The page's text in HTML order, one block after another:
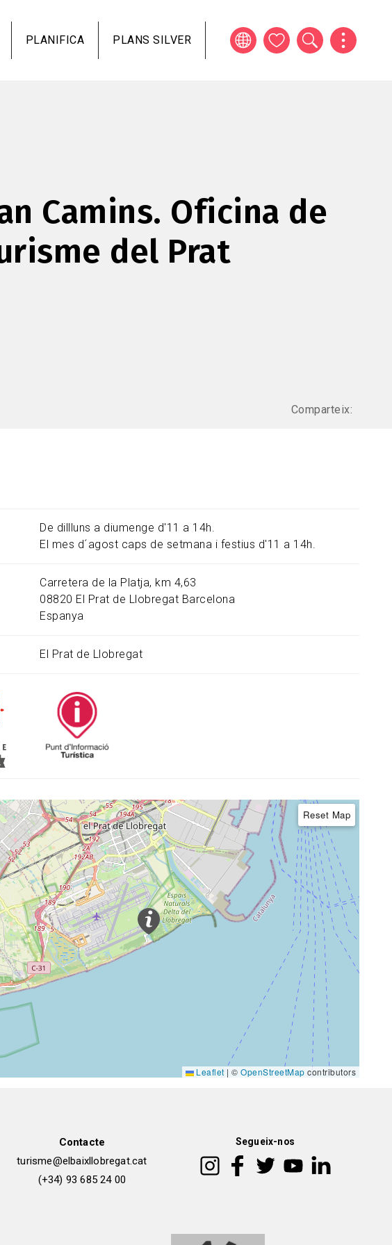
PLANIFICA PLANS SILVER
Camins. Oficina de
del Prat
Comparteix:
De dillluns a diumenge d'11 a 14h.
El mes d´agost caps de setmana i festius d'11 a 14h.
Carretera de la Platja, km 4,63
08820 El Prat de Llobregat Barcelona
Espanya
El Prat de Llobregat
Reset Map
Leaflet | © OpenStreetMap contributors
Contacte
turisme@elbaixllobregat.cat
(+34) 93 685 24 00
Segueix-nos